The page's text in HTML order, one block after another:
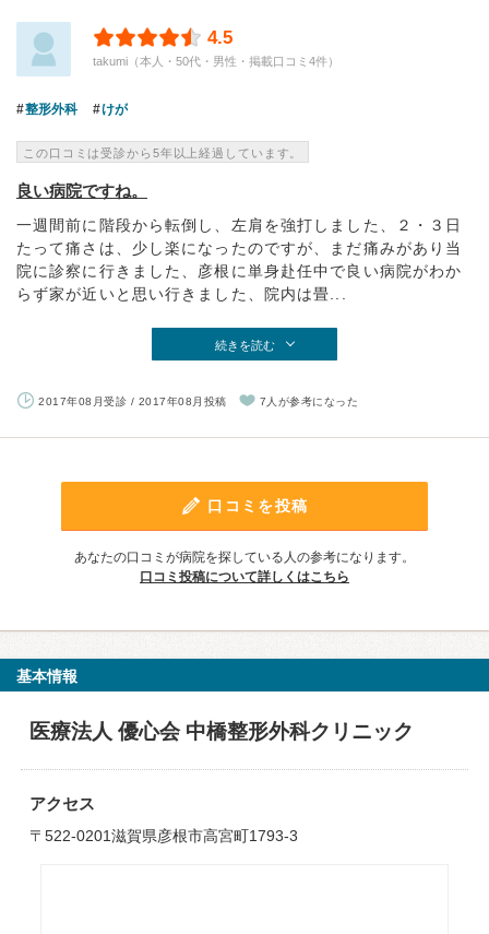
4.5
takumi（本人・50代・男性・掲載口コミ4件）
整形外科 けが
この口コミは受診から5年以上経過しています。
良い病院ですね。
一週間前に階段から転倒し、左肩を強打しました、２・３日
たって痛さは、少し楽になったのですが、まだ痛みがあり当
院に診察に行きました、彦根に単身赴任中で良い病院がわか
らず家が近いと思い行きました、院内は畳...
続きを読む
2017年08月受診 / 2017年08月投稿 7人が参考になった
口コミを投稿
あなたの口コミが病院を探している人の参考になります。
口コミ投稿について詳しくはこちら
基本情報
医療法人 優心会 中橋整形外科クリニック
アクセス
〒522-0201滋賀県彦根市高宮町1793-3